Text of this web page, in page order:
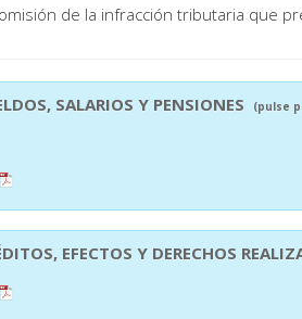
de la infracción tributaria que
SALARIOS Y PENSIONES (pulse
EFECTOS Y DERECHOS